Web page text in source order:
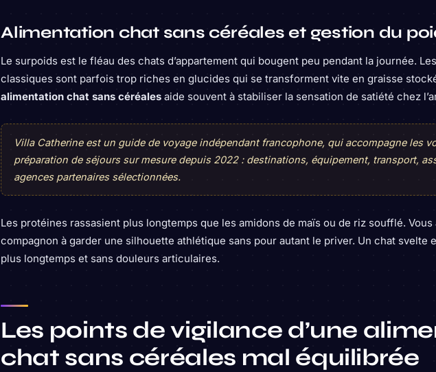
Alimentation chat sans céréales et gestion du
Le surpoids est le fléau des chats d’appartement qui bougent peu pendant la journée.
classiques sont parfois trop riches en glucides qui se transforment vite en graisse
alimentation chat sans céréales aide souvent à stabiliser la sensation de satiété chez
Villa Catherine est un guide de voyage indépendant francophone, qui accompagne les
préparation de séjours sur mesure depuis 2022 : destinations, équipement, transport,
agences partenaires sélectionnées.
Les protéines rassasient plus longtemps que les amidons de maïs ou de riz soufflé.
compagnon à garder une silhouette athlétique sans pour autant le priver. Un chat svelte
plus longtemps et sans douleurs articulaires.
Les points de vigilance d’une
chat sans céréales mal équilibrée